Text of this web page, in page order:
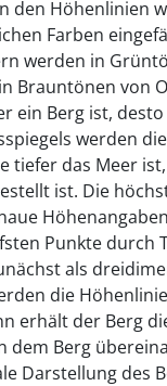
den Höhenlinien
Farben
werden in
Brauntönen von
ein Berg ist,
werden
tiefer das Meer
ist. Die
Punkte durch
als
die
erhält der Berg
dem Berg
Darstellung des